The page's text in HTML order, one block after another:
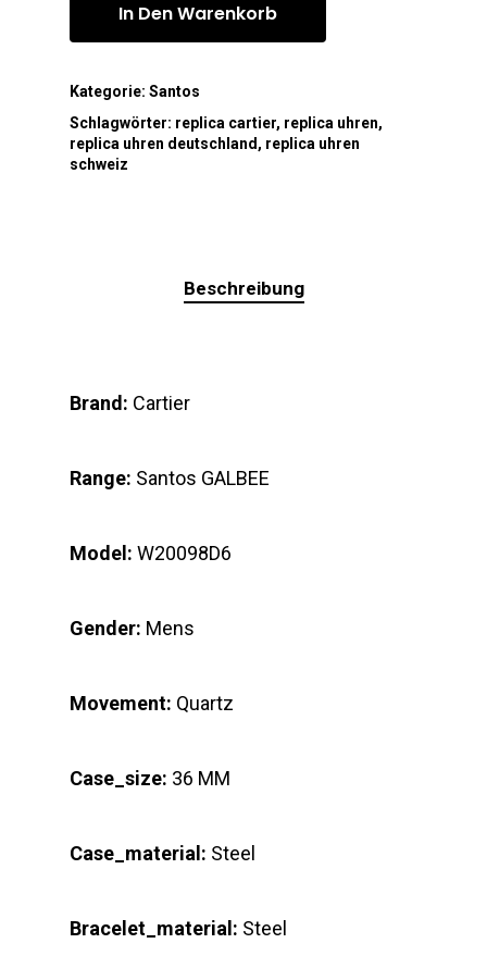
In Den Warenkorb
Kategorie: Santos
Schlagwörter: replica cartier, replica uhren,
replica uhren deutschland , replica uhren
schweiz
Beschreibung
Brand: Cartier
Range: Santos GALBEE
Model: W20098D6
Gender: Mens
Movement: Quartz
Case_size: 36 MM
Case_material: Steel
Bracelet_material: Steel